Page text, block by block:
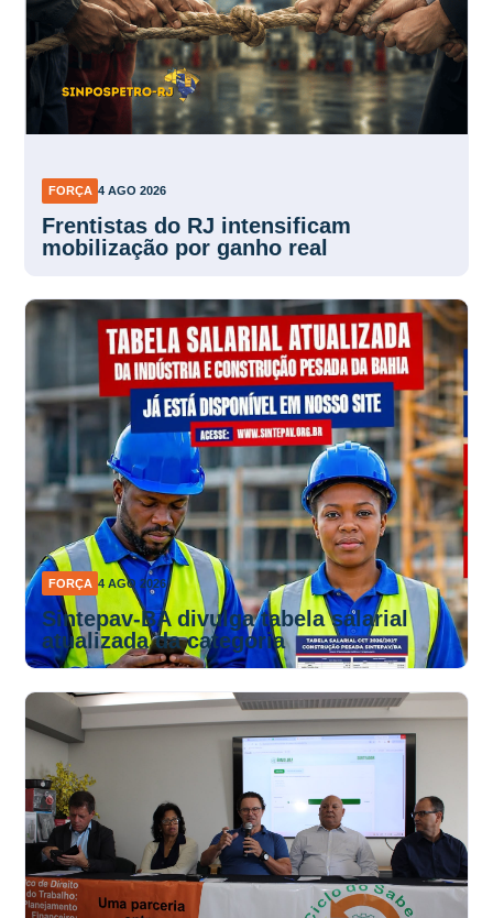
FORÇA 4 AGO 2026
Frentistas do RJ intensificam
mobilização por ganho real
FORÇA 4 AGO 2026
Sintepav-BA divulga tabela salarial
atualizada da categoria